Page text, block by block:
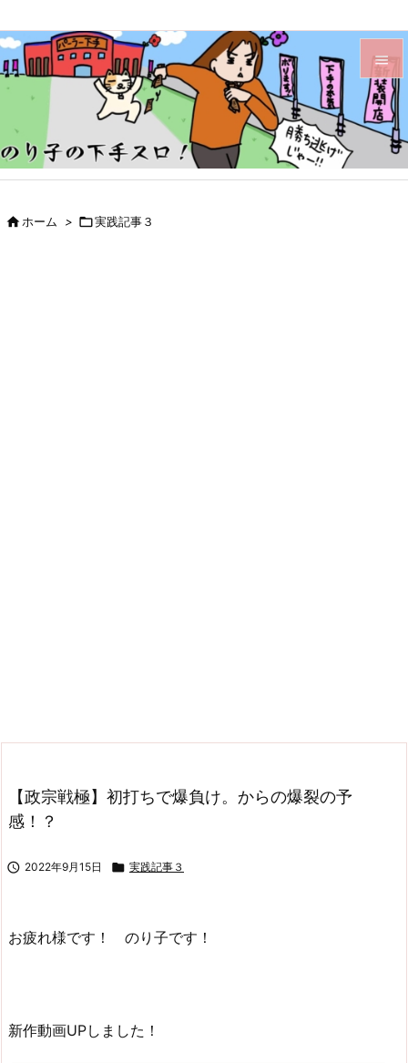


メニュ

サイド
ホーム > 実践記事３
【政宗戦極】初打ちで爆負け。からの爆裂の予
感！？
 2022年9月15日  実践記事３
お疲れ様です！ のり子です！
新作動画UPしました！